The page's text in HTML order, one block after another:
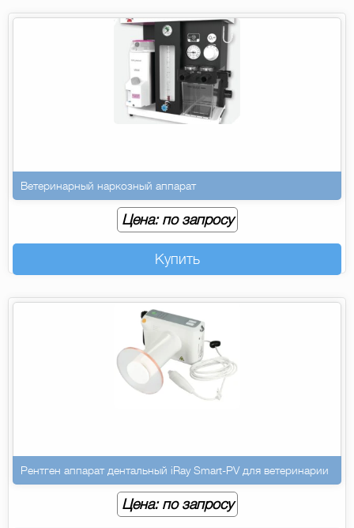
Ветеринарный наркозный аппарат
Цена: по запросу
Купить
Рентген аппарат дентальный iRay Smart-PV для ветеринарии
Цена: по запросу